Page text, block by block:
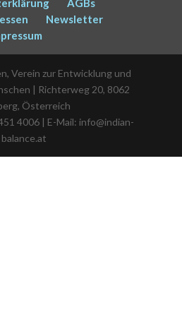
AGBs
Newsletter
Verein zur Entwicklung und
| Richterweg 20, 8062
Österreich
4006 | E-Mail: info@indian-
balance.at